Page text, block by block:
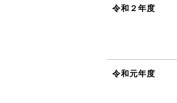
令和２年度
令和元年度